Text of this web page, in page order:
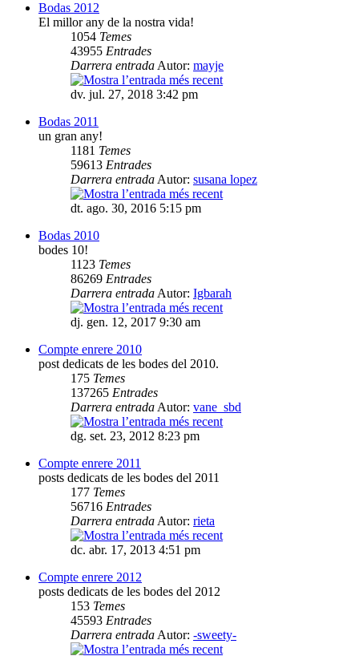
Bodas 2012
El millor any de la nostra vida!
1054 Temes
43955 Entrades
Darrera entrada Autor: mayje
dv. jul. 27, 2018 3:42 pm
Bodas 2011
un gran any!
1181 Temes
59613 Entrades
Darrera entrada Autor: susana lopez
dt. ago. 30, 2016 5:15 pm
Bodas 2010
bodes 10!
1123 Temes
86269 Entrades
Darrera entrada Autor: Igbarah
dj. gen. 12, 2017 9:30 am
Compte enrere 2010
post dedicats de les bodes del 2010.
175 Temes
137265 Entrades
Darrera entrada Autor: vane_sbd
dg. set. 23, 2012 8:23 pm
Compte enrere 2011
posts dedicats de les bodes del 2011
177 Temes
56716 Entrades
Darrera entrada Autor: rieta
dc. abr. 17, 2013 4:51 pm
Compte enrere 2012
posts dedicats de les bodes del 2012
153 Temes
45593 Entrades
Darrera entrada Autor: -sweety-